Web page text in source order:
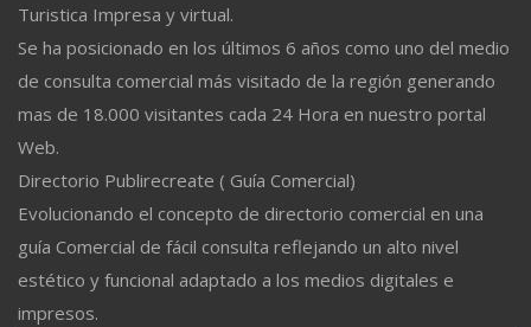
Turistica Impresa y virtual.
Se ha posicionado en los últimos 6 años como uno del medio
de consulta comercial más visitado de la región generando
mas de 18.000 visitantes cada 24 Hora en nuestro portal
Web.
Directorio Publirecreate ( Guía Comercial)
Evolucionando el concepto de directorio comercial en una
guía Comercial de fácil consulta reflejando un alto nivel
estético y funcional adaptado a los medios digitales e
impresos.